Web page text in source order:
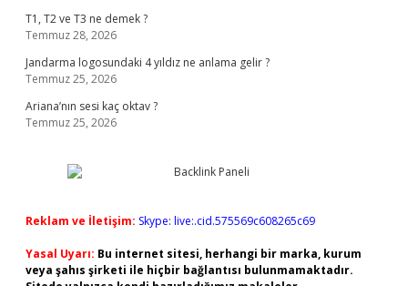
T1, T2 ve T3 ne demek ?
Temmuz 28, 2026
Jandarma logosundaki 4 yıldız ne anlama gelir ?
Temmuz 25, 2026
Ariana’nın sesi kaç oktav ?
Temmuz 25, 2026
Reklam ve İletişim: Skype: live:.cid.575569c608265c69
Yasal Uyarı: Bu internet sitesi, herhangi bir marka, kurum
veya şahıs şirketi ile hiçbir bağlantısı bulunmamaktadır.